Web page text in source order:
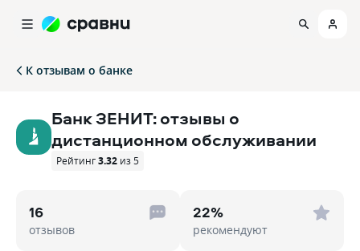
К отзывам о банке
Банк ЗЕНИТ: отзывы о
дистанционном обслуживании
Рейтинг3.32 из 5
16
отзывов
22%
рекомендуют